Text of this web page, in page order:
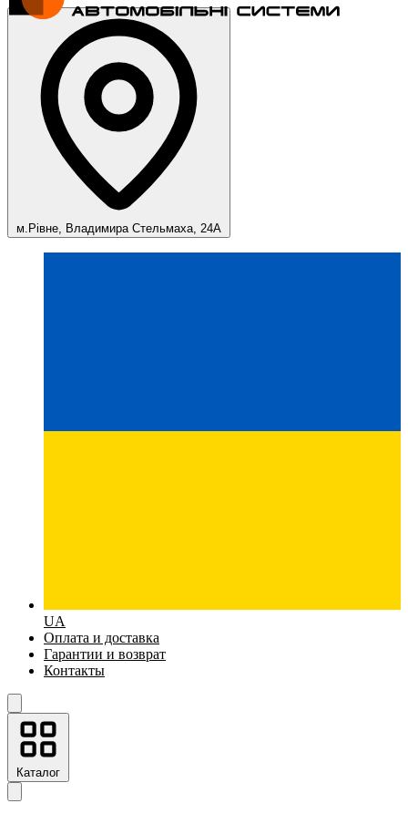
м.Рівне, Владимира Стельмаха, 24А
UA
Оплата и доставка
Гарантии и возврат
Контакты
Каталог